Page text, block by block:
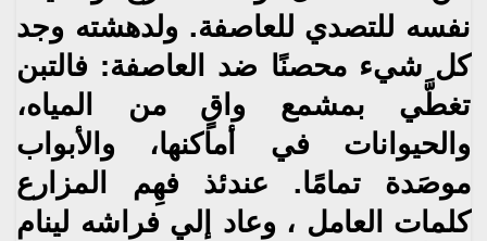
نفسه للتصدي للعاصفة‮. ‬ولدهشته وجد
كل شيء محصنًا ضد العاصفة‮: ‬فالتبن
تغطَّي بمشمع واقٍ‮ ‬من المياه،‮
‬والحيوانات في أماكنها،‮ ‬والأبواب
موصَدة تمامًا‮. ‬عندئذ فهِم المزارع
كلمات العامل ،‮ ‬وعاد إلي فراشه لينام